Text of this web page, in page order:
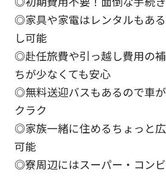
◎家具や家電はレンタルもあ
し可能
◎赴任旅費や引っ越し費用の
ちが少なくても安心
◎無料送迎バスもあるので車
クラク
◎家族一緒に住めるちょっと
可能
◎寮周辺にはスーパー・コン